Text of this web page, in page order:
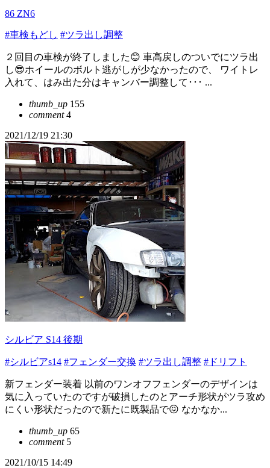
86 ZN6
#車検もどし #ツラ出し調整
２回目の車検が終了しました😊 車高戻しのついでにツラ出
し😎ホイールのボルト逃がしが少なかったので、 ワイトレ
入れて、はみ出た分はキャンバー調整して･･･ ...
thumb_up 155
comment4
2021/12/19 21:30
シルビア S14 後期
#シルビアs14 #フェンダー交換 #ツラ出し調整 #ドリフト
新フェンダー装着 以前のワンオフフェンダーのデザインは
気に入っていたのですが破損したのとアーチ形状がツラ攻め
にくい形状だったので新たに既製品で😖 なかなか...
thumb_up 65
comment5
2021/10/15 14:49